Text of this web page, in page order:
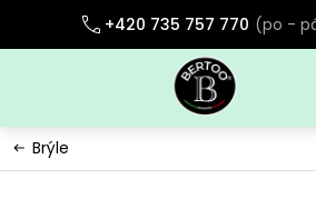
obsah
+420 735 757 770
Brýle